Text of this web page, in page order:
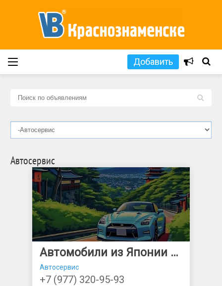
Добавить
L
Автосервис
Автомобили из Японии на заказ ❗️
Автосервис
+7 (977) 320-95-93